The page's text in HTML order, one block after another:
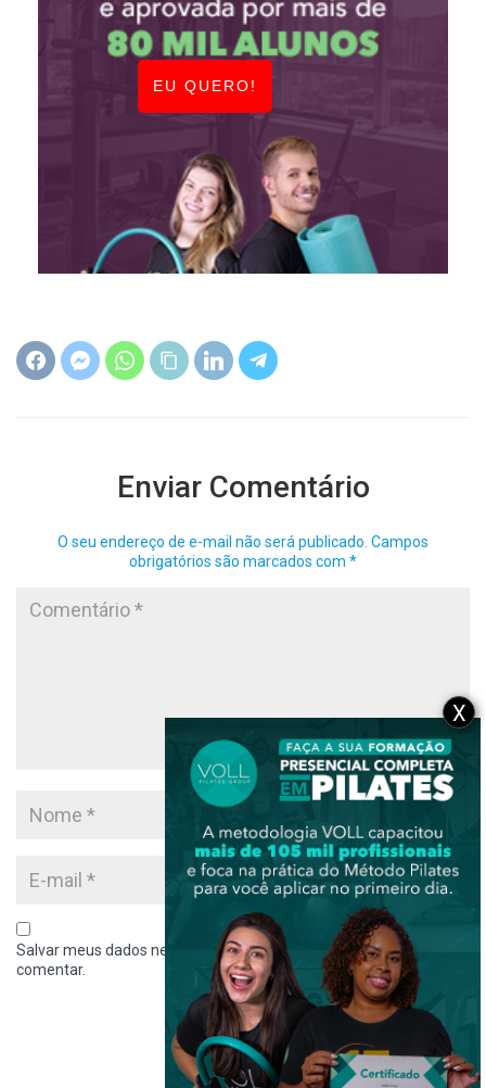
EU QUERO!
Enviar Comentário
O seu endereço de e-mail não será publicado. Campos
obrigatórios são marcados com *
Salvar meus dados neste navegador para a próxima vez que eu
comentar.
X